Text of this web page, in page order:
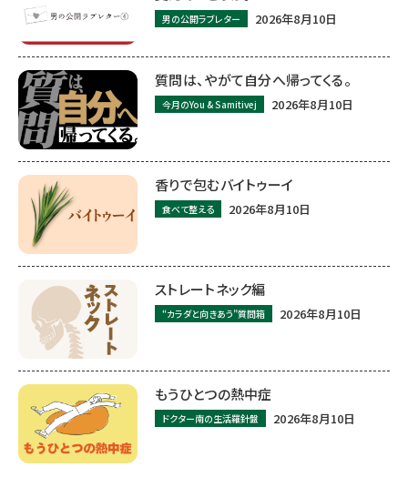
男の公開ラブレター 2026年8月10日
質問は、やがて自分へ帰ってくる。
今月のYou & Samitivej 2026年8月10日
香りで包むバイトゥーイ
食べて整える 2026年8月10日
ストレートネック編
“カラダと向きあう”質問箱 2026年8月10日
もうひとつの熱中症
ドクター南の生活羅針盤 2026年8月10日